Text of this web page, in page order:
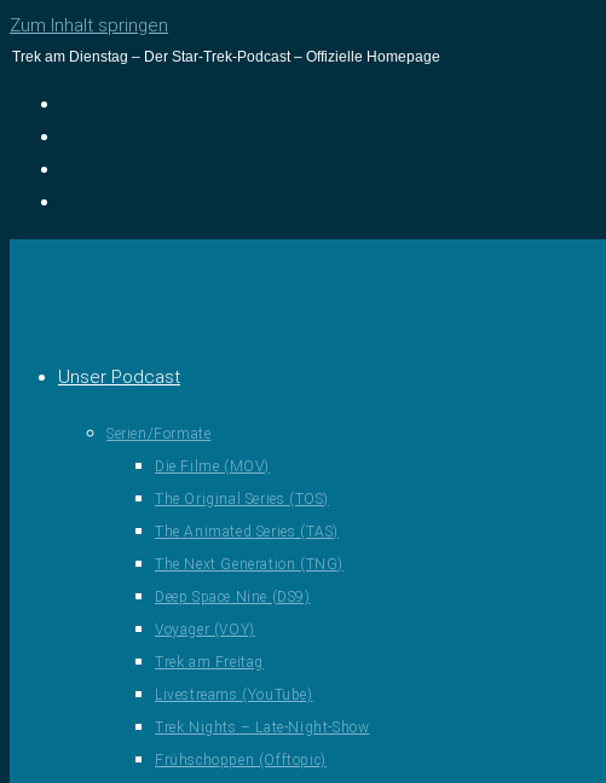
Zum Inhalt springen
Trek am Dienstag – Der Star-Trek-Podcast – Offizielle Homepage
Unser Podcast
Serien/Formate
Die Filme (MOV)
The Original Series (TOS)
The Animated Series (TAS)
The Next Generation (TNG)
Deep Space Nine (DS9)
Voyager (VOY)
Trek am Freitag
Livestreams (YouTube)
Trek Nights – Late-Night-Show
Frühschoppen (Offtopic)